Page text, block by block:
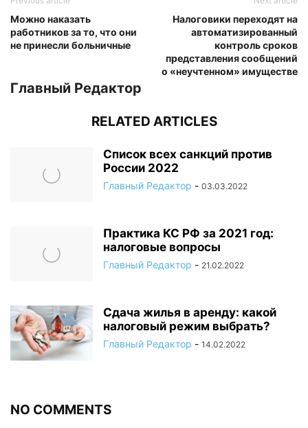
Можно наказать
работников за то, что они
не принесли больничные
Налоговики переходят на
автоматизированный
контроль сроков
представления сообщений
о «неучтенном» имуществе
Главный Редактор
RELATED ARTICLES
Список всех санкций против
России 2022
Главный Редактор - 03.03.2022
Практика КС РФ за 2021 год:
налоговые вопросы
Главный Редактор - 21.02.2022
Сдача жилья в аренду: какой
налоговый режим выбрать?
Главный Редактор - 14.02.2022
NO COMMENTS